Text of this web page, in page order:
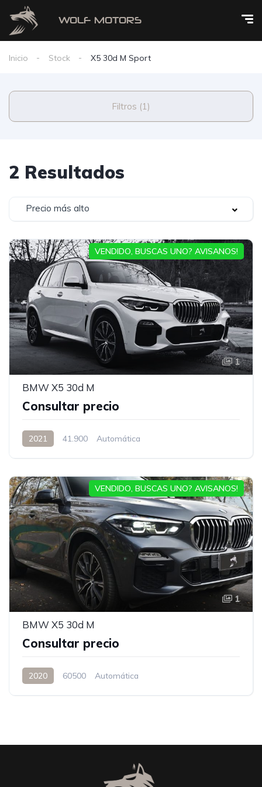
Inicio Stock X5 30d M Sport
Filtros (1)
2 Resultados
Precio más alto
1
BMW X5 30d M
Consultar precio
2021 41.900 Automática
VENDIDO, BUSCAS UNO? AVISANOS!
1
BMW X5 30d M
Consultar precio
2020 60500 Automática
VENDIDO, BUSCAS UNO? AVISANOS!